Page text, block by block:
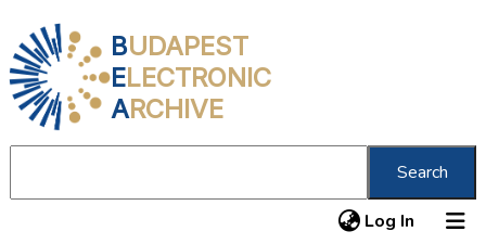
BUDAPEST
ELECTRONIC
ARCHIVE
Search
Log In (current)